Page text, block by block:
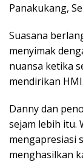
Panakukang,
Suasana
menyimak
nuansa ketika
mendirikan HMI.
Danny dan
sejam lebih itu.
mengapresiasi
menghasilkan